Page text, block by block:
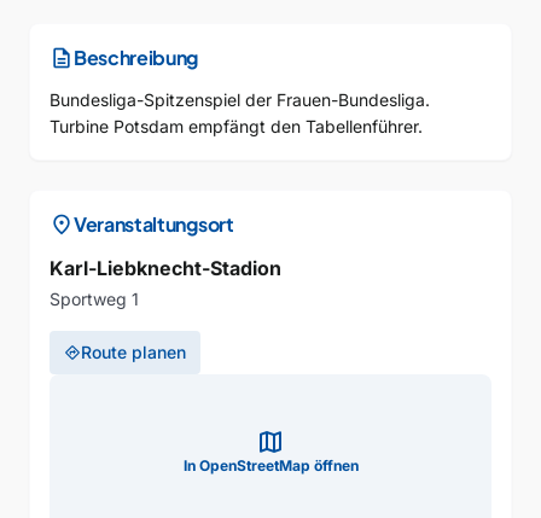
descriptionBeschreibung
Bundesliga-Spitzenspiel der Frauen-Bundesliga.
Turbine Potsdam empfängt den Tabellenführer.
location_onVeranstaltungsort
Karl-Liebknecht-Stadion
Sportweg 1
directionsRoute planen
map
In OpenStreetMap öffnen